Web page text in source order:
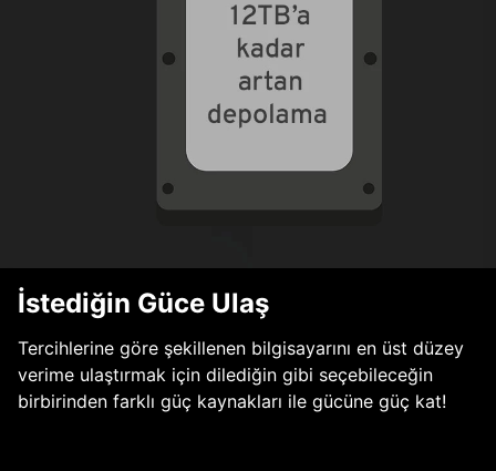
İstediğin Güce Ulaş
Tercihlerine göre şekillenen bilgisayarını en üst düzey
verime ulaştırmak için dilediğin gibi seçebileceğin
birbirinden farklı güç kaynakları ile gücüne güç kat!